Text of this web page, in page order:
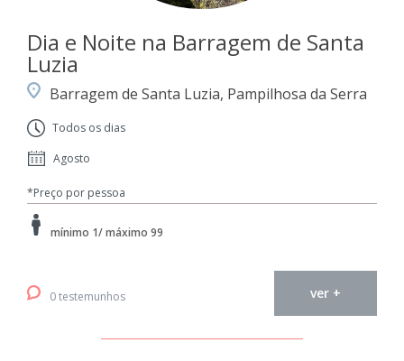
Dia e Noite na Barragem de Santa
Luzia
Barragem de Santa Luzia, Pampilhosa da Serra
Todos os dias
Agosto
*Preço por pessoa
mínimo 1/ máximo 99
0 testemunhos ver +